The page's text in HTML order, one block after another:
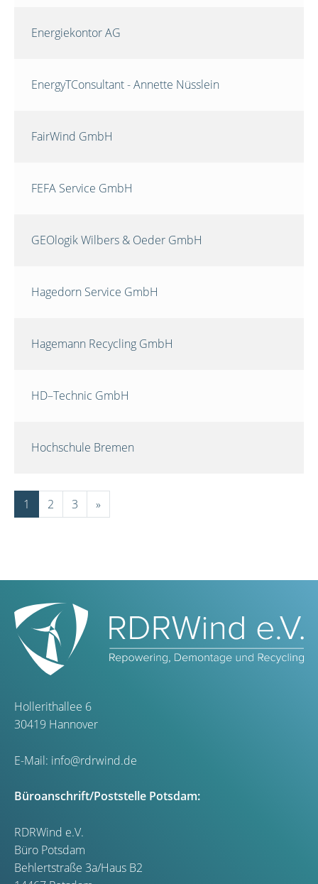
Energiekontor AG
EnergyTConsultant - Annette Nüsslein
FairWind GmbH
FEFA Service GmbH
GEOlogik Wilbers & Oeder GmbH
Hagedorn Service GmbH
Hagemann Recycling GmbH
HD–Technic GmbH
Hochschule Bremen
1 2 3 »
Hollerithallee 6
30419 Hannover
E-Mail: info@rdrwind.de
Büroanschrift/Poststelle Potsdam:
RDRWind e.V.
Büro Potsdam
Behlertstraße 3a/Haus B2